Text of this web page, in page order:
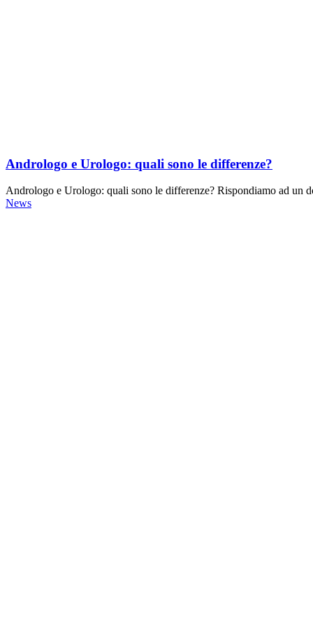
Andrologo e Urologo: quali sono le differenze?
Andrologo e Urologo: quali sono le differenze? Rispondiamo ad un
News